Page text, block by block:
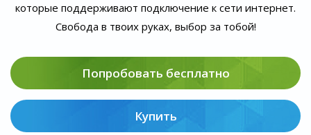
которые поддерживают подключение к сети интернет.
Свобода в твоих руках, выбор за тобой!
Попробовать бесплатно
Купить